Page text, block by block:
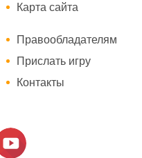
Карта сайта
Правообладателям
Прислать игру
Контакты